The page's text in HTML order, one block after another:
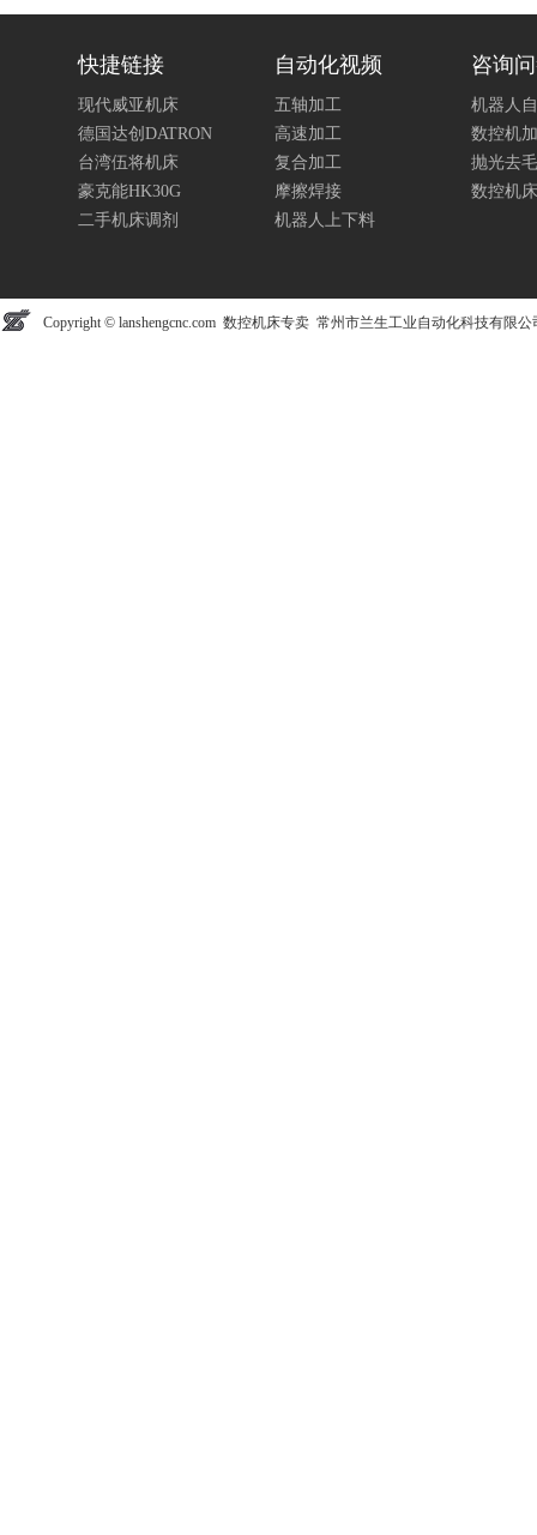
快捷链接
现代威亚机床
德国达创DATRON
台湾伍将机床
豪克能HK30G
二手机床调剂
自动化视频
五轴加工
高速加工
复合加工
摩擦焊接
机器人上下料
咨询
机器人
数控机
抛光去
数控机
Copyright © lanshengcnc.com 数控机床专卖 常州市兰生工业自动化科技有限